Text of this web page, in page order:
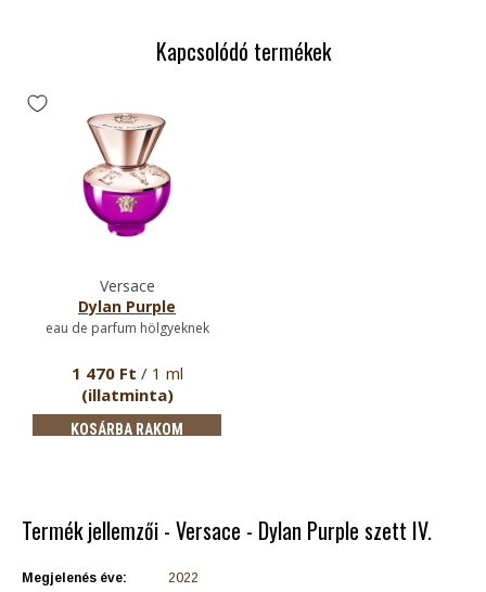
Kapcsolódó termékek
Versace
Dylan Purple
eau de parfum hölgyeknek
1 470 Ft / 1 ml
(illatminta)
KOSÁRBA RAKOM
Termék jellemzői - Versace - Dylan Purple szett IV.
Megjelenés éve:
2022